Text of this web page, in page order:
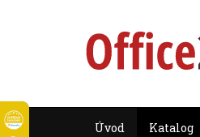
Úvod Katalog